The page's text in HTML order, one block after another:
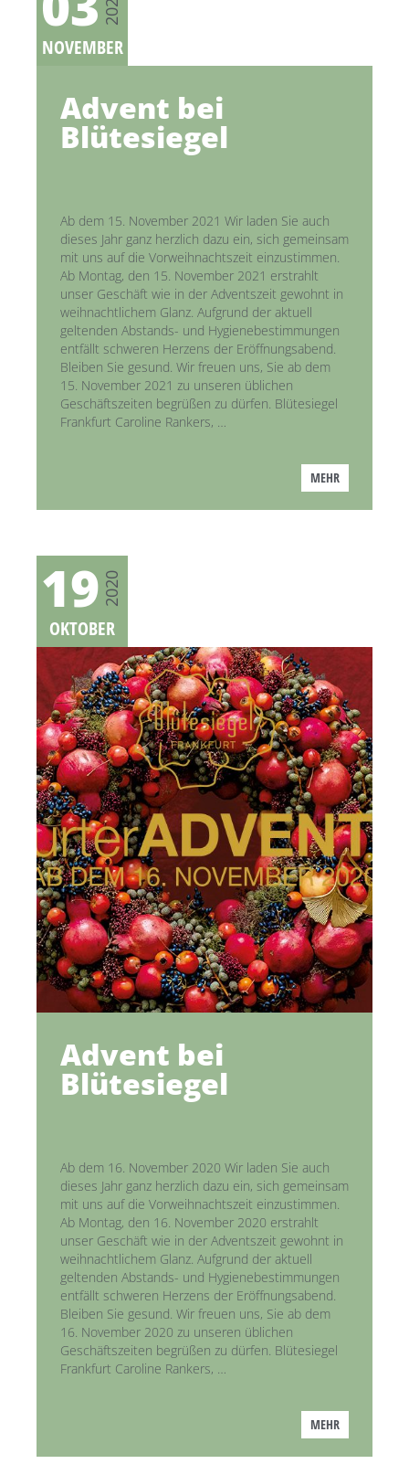
NOVEMBER
2021
Advent bei
Blütesiegel
Ab dem 15. November 2021 Wir laden Sie auch
dieses Jahr ganz herzlich dazu ein, sich gemeinsam
mit uns auf die Vorweihnachtszeit einzustimmen.
Ab Montag, den 15. November 2021 erstrahlt
unser Geschäft wie in der Adventszeit gewohnt in
weihnachtlichem Glanz. Aufgrund der aktuell
geltenden Abstands- und Hygienebestimmungen
entfällt schweren Herzens der Eröffnungsabend.
Bleiben Sie gesund. Wir freuen uns, Sie ab dem
15. November 2021 zu unseren üblichen
Geschäftszeiten begrüßen zu dürfen. Blütesiegel
Frankfurt Caroline Rankers, …
MEHR
19
OKTOBER
2020
Advent bei
Blütesiegel
Ab dem 16. November 2020 Wir laden Sie auch
dieses Jahr ganz herzlich dazu ein, sich gemeinsam
mit uns auf die Vorweihnachtszeit einzustimmen.
Ab Montag, den 16. November 2020 erstrahlt
unser Geschäft wie in der Adventszeit gewohnt in
weihnachtlichem Glanz. Aufgrund der aktuell
geltenden Abstands- und Hygienebestimmungen
entfällt schweren Herzens der Eröffnungsabend.
Bleiben Sie gesund. Wir freuen uns, Sie ab dem
16. November 2020 zu unseren üblichen
Geschäftszeiten begrüßen zu dürfen. Blütesiegel
Frankfurt Caroline Rankers, …
MEHR